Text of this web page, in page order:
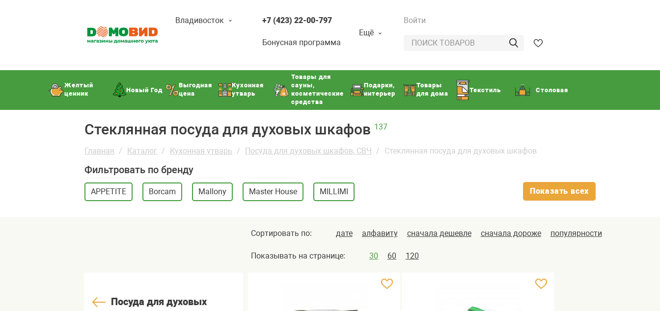
Владивосток +7 (423) 22-00-797
Бонусная программа
Ещё
Войти
Желтый
ценник
Новый Год
Выгодная
цена
Кухонная
утварь
Товары для
сауны,
косметические
средства
Подарки,
интерьер
Товары
для дома
Текстиль Столовая
Стеклянная посуда для духовых шкафов 137
Главная Каталог Кухонная утварь Посуда для духовых шкафов, СВЧ Стеклянная посуда для духовых шкафов
Фильтровать по бренду
APPETITE Borcam Mallony Master House MILLIMI Показать всех
Сортировать по: дате алфавиту сначала дешевле сначала дороже популярности
Показывать на странице: 30 60 120
Посуда для духовых